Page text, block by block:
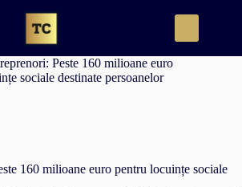
Peste 160 milioane euro
sociale destinate persoanelor
160 milioane euro pentru locuințe sociale